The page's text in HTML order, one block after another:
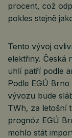
procent, což
pokles stejně
Tento vývoj
elektřiny. Česká
uhlí patří podle
Podle EGÚ
vývozu bude
TWh, za letošní
prognóz EGÚ
mohlo stát